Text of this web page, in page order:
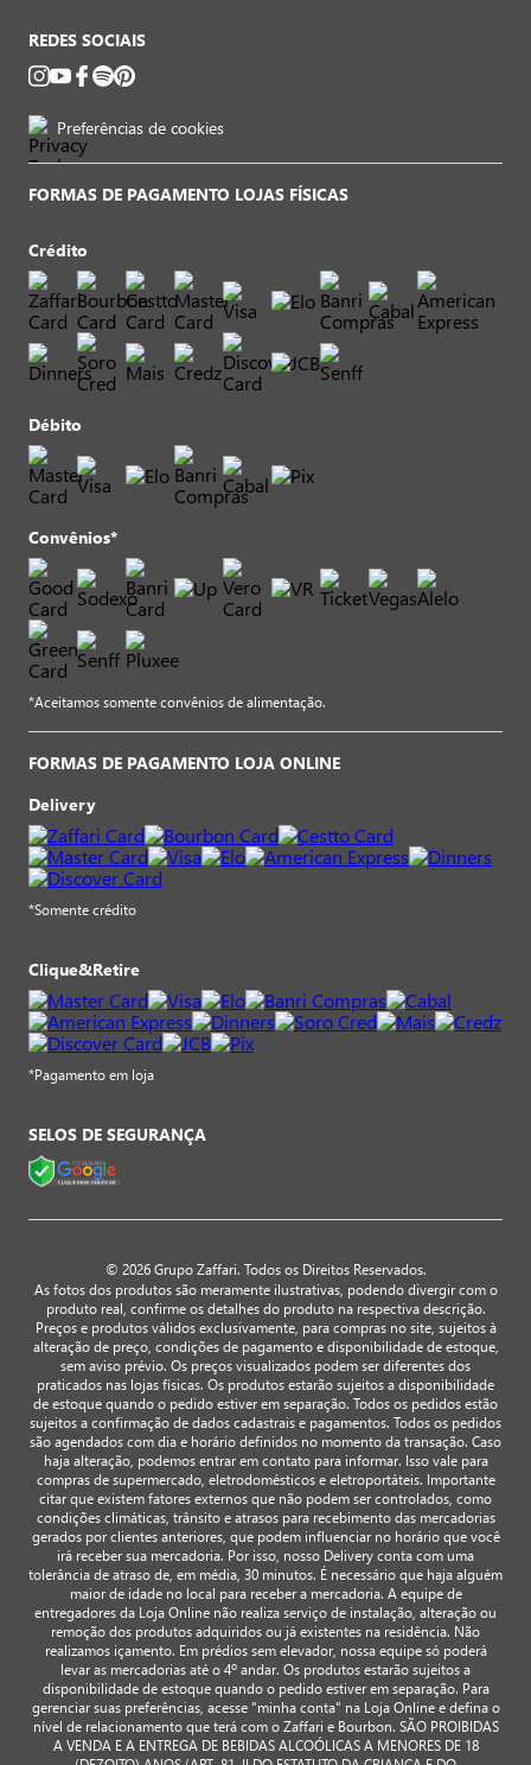
REDES SOCIAIS
Preferências de cookies
FORMAS DE PAGAMENTO LOJAS FÍSICAS
Crédito
Débito
Convênios*
*Aceitamos somente convênios de alimentação.
FORMAS DE PAGAMENTO LOJA ONLINE
Delivery
*Somente crédito
Clique&Retire
*Pagamento em loja
SELOS DE SEGURANÇA
© 2026 Grupo Zaffari. Todos os Direitos Reservados.
As fotos dos produtos são meramente ilustrativas, podendo divergir com o
produto real, confirme os detalhes do produto na respectiva descrição.
Preços e produtos válidos exclusivamente, para compras no site, sujeitos à
alteração de preço, condições de pagamento e disponibilidade de estoque,
sem aviso prévio. Os preços visualizados podem ser diferentes dos
praticados nas lojas físicas. Os produtos estarão sujeitos a disponibilidade
de estoque quando o pedido estiver em separação. Todos os pedidos estão
sujeitos a confirmação de dados cadastrais e pagamentos. Todos os pedidos
são agendados com dia e horário definidos no momento da transação. Caso
haja alteração, podemos entrar em contato para informar. Isso vale para
compras de supermercado, eletrodomésticos e eletroportáteis. Importante
citar que existem fatores externos que não podem ser controlados, como
condições climáticas, trânsito e atrasos para recebimento das mercadorias
gerados por clientes anteriores, que podem influenciar no horário que você
irá receber sua mercadoria. Por isso, nosso Delivery conta com uma
tolerância de atraso de, em média, 30 minutos. É necessário que haja alguém
maior de idade no local para receber a mercadoria. A equipe de
entregadores da Loja Online não realiza serviço de instalação, alteração ou
remoção dos produtos adquiridos ou já existentes na residência. Não
realizamos içamento. Em prédios sem elevador, nossa equipe só poderá
levar as mercadorias até o 4º andar. Os produtos estarão sujeitos a
disponibilidade de estoque quando o pedido estiver em separação. Para
gerenciar suas preferências, acesse "minha conta" na Loja Online e defina o
nível de relacionamento que terá com o Zaffari e Bourbon. SÃO PROIBIDAS
A VENDA E A ENTREGA DE BEBIDAS ALCOÓLICAS A MENORES DE 18